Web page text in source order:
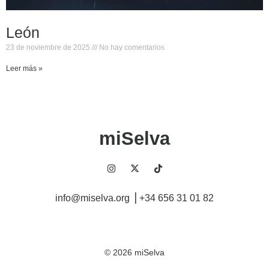
León
23 de noviembre de 2025 No hay comentarios
Leer más »
miSelva
info@miselva.org ⎥ +34 656 31 01 82
© 2026 miSelva